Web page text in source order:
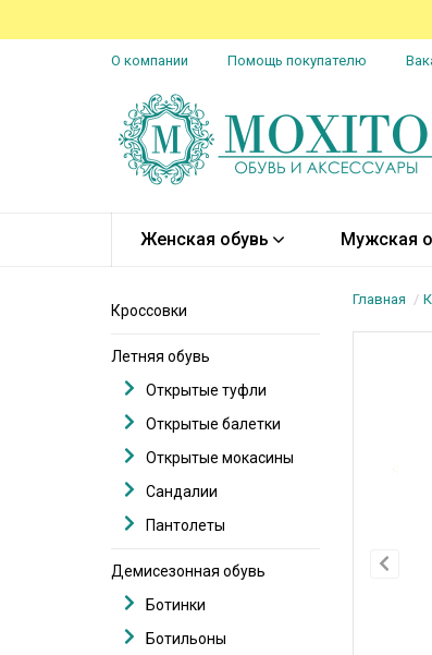
О компании Помощь покупателю
Женская обувь Мужская
Главная
Кроссовки
Летняя обувь
Открытые туфли
Открытые балетки
Открытые мокасины
Сандалии
Пантолеты
Демисезонная обувь
Ботинки
Ботильоны